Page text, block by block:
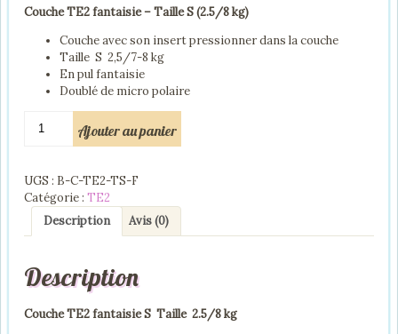
Couche TE2 fantaisie – Taille S (2.5/8 kg)
Couche avec son insert pressionner dans la couche
Taille S 2,5/7-8 kg
En pul fantaisie
Doublé de micro polaire
fantaisie
Taille
Ajouter au panier
UGS : B-C-TE2-TS-F
Catégorie : TE2
Description
Avis (0)
Description
Couche TE2 fantaisie S Taille 2.5/8 kg